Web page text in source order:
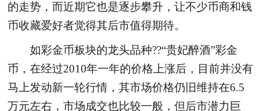
的走势，而近期它也是逐步攀升，让不少币商和钱
币收藏爱好者觉得其后市值得期待。
如彩金币板块的龙头品种??“贵妃醉酒”彩金
币，在经过2010年一年的价格上涨后，目前并没有
马上发动新一轮行情，其市场价格仍旧维持在6.5
万元左右，市场成交也比较一般，但后市潜力巨